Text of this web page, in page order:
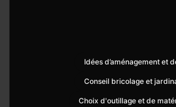
Idées d’aménagement et
Conseil bricolage et
Choix d'outillage et de